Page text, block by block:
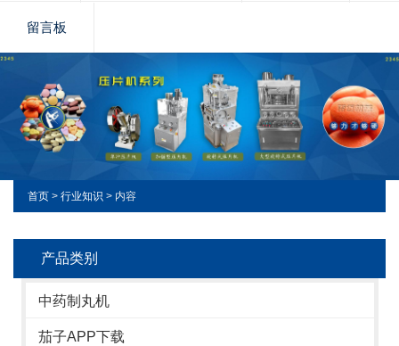
留言板
首页 > 行业知识 > 内容
产品类别
中药制丸机
茄子APP下载